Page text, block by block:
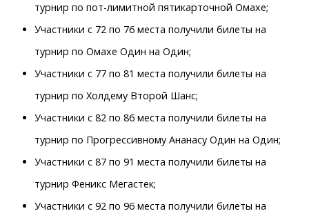
турнир по пот-лимитной пятикарточной Омахе;
Участники с 72 по 76 места получили билеты на
турнир по Омахе Один на Один;
Участники с 77 по 81 места получили билеты на
турнир по Холдему Второй Шанс;
Участники с 82 по 86 места получили билеты на
турнир по Прогрессивному Ананасу Один на Один;
Участники с 87 по 91 места получили билеты на
турнир Феникс Мегастек;
Участники с 92 по 96 места получили билеты на